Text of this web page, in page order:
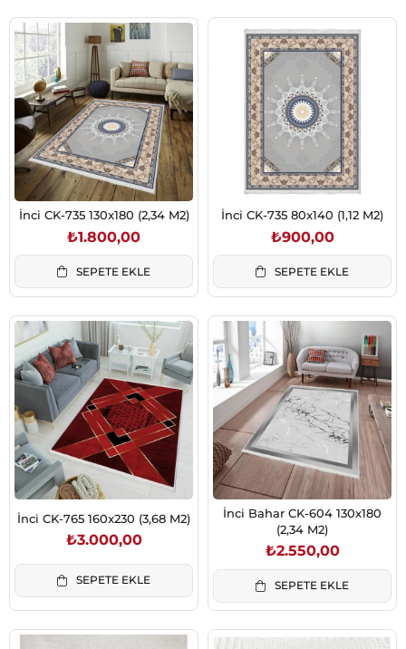
İnci CK-735 130x180 (2,34 M2)
₺1.800,00
SEPETE EKLE
İnci CK-735 80x140 (1,12 M2)
₺900,00
SEPETE EKLE
İnci CK-765 160x230 (3,68 M2)
₺3.000,00
SEPETE EKLE
İnci Bahar CK-604 130x180
(2,34 M2)
₺2.550,00
SEPETE EKLE